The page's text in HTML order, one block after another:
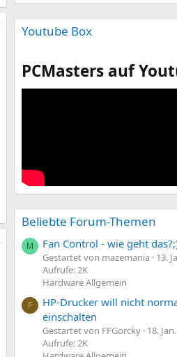
Youtube Box
PCMasters auf
Beliebte Forum-Themen
M Fan Control - wie geht
Gestartet von mazemania 13.
Aufrufe: 2K
Hardware Allgemein
F
HP-Drucker will nicht
einschalten
Gestartet von FFGorcky 18.
Aufrufe: 2K